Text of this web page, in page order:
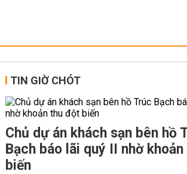
TIN GIỜ CHÓT
Chủ dự án khách sạn bên hồ
Bạch báo lãi quý II nhờ
biến